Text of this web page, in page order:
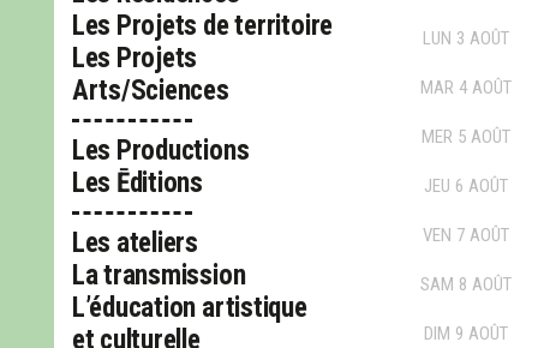
Les Projets de territoire
Les Projets
Arts/Sciences
Les Productions
Les Ēditions
Les ateliers
La transmission
L’éducation artistique
et culturelle
LUN 3 AOÛT
MAR 4 AOÛT
MER 5 AOÛT
JEU 6 AOÛT
VEN 7 AOÛT
SAM 8 AOÛT
DIM 9 AOÛT